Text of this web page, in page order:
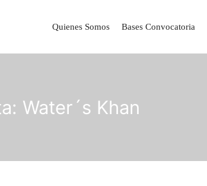
Quienes Somos Bases Convocatoria
Water´s Khan